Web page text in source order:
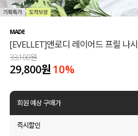
110사이즈
티셔츠
팬츠
셔츠
원피스
언더웨어
MADE
[EVELLET]앤로디 레이어드 프릴 나시
33,100원
29,800원 10%
회원 예상 구매가
즉시할인